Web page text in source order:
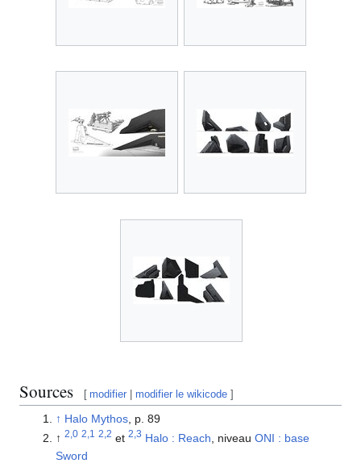
Sources [ modifier |modifier le wikicode ]
↑ Halo Mythos, p. 89
↑ 2,0 2,1 2,2 et 2,3 Halo : Reach , niveau ONI : base
Sword